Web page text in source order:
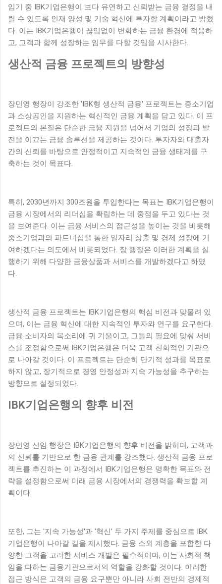
임기 중 IBK기업은행이 보다 유연하고 신뢰받는 금융 결정을 내
릴 수 있도록 인재 양성 및 기술 혁신에 투자할 계획이라고 밝혔
다. 이는 IBK기업은행이 끊임없이 변화하는 금융 환경에 적응하
고, 고객과 함께 성장하는 임무를 다할 것임을 시사한다.
생산적 금융 프로젝트의 방향성
장민영 행장이 강조한 'IBK형 생산적 금융' 프로젝트는 중소기업
과 소상공인을 지원하는 혁신적인 금융 계획을 담고 있다. 이 프
로젝트의 본질은 단순한 금융 지원을 넘어서 기업의 성장과 발
전을 이끄는 금융 솔루션을 제공하는 것이다. 투자자와 대출자
간의 신뢰를 바탕으로 안정적이고 지속적인 금융 생태계를 구
축하는 것이 목표다.
특히, 2030년까지 300조원을 투입한다는 목표는 IBK기업은행이
금융 시장에서의 리더십을 확립하는 데 중점을 두고 있다는 것
을 보여준다. 이는 금융 서비스의 접근성을 높이는 것을 비롯해
중소기업과의 파트너십을 통한 일자리 창출 및 경제 성장에 기
여하겠다는 의도에서 비롯되었다. 장 행장은 이러한 계획을 실
행하기 위해 다양한 금융상품과 서비스를 개발하겠다고 하였
다.
생산적 금융 프로젝트는 IBK기업은행의 핵심 비전과 맞물려 있
으며, 이는 금융 혁신에 대한 지속적인 투자와 연구를 요구한다.
금융 소비자의 목소리에 귀 기울이고, 그들의 필요에 맞춰 서비
스를 조정함으로써 IBK기업은행은 더욱 고객 친화적인 기관으
로 나아갈 것이다. 이 프로젝트는 단순히 단기적 성과를 목표로
하지 않고, 장기적으로 경영 안정성과 지속 가능성을 추구하는
방향으로 설정되었다.
IBK기업은행의 향후 비전
장민영 신임 행장은 IBK기업은행의 향후 비전을 밝히며, 고객과
의 신뢰를 기반으로 한 금융 관계를 강조했다. 생산적 금융 프로
젝트를 추진하는 이 과정에서 IBK기업은행은 명확한 목표와 전
략을 설정함으로써 미래 금융 시장에서의 경쟁력을 확보할 계
획이다.
또한, 그는 '지속 가능성'과 '혁신' 두 가지 주제를 중심으로 IBK
기업은행이 나아갈 길을 제시했다. 금융 소외 계층을 포함한 다
양한 고객을 고려한 서비스 개발은 필수적이며, 이는 사회적 책
임을 다하는 금융기관으로서의 역할을 강화할 것이다. 이러한
접근 방식은 고객의 금융 요구뿐만 아니라 사회 전반의 경제적